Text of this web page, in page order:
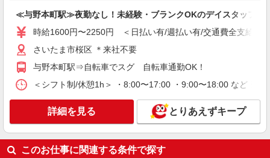
時給1,193円〜1,257円 ※経験・能力・資格等
による ※一律処遇改善加算含む 〇時間外勤務手当
〇土日祝勤務手当 〇夜勤手当 〇深夜勤務手当 〇
7:00〜8:00/夜間18:00〜20:00は時給25％UP
パナソニックエイジフリーケアセンター中浦和
埼玉県さいたま市桜区西堀1丁目11番地32号
キープ 詳細を見る
パート
パナソニックエイジフリーケアセンター中浦和
ショートステイ／介護職／早出のみ
時給1,193円〜1,257円 ※経験・能力・資格等
による ※一律処遇改善加算含む 〇時間外勤務手当
≪与野本町駅≫夜勤なし！未経験・ブランクOKのデイスタッフ
時給1600円〜2250円 ＜日払い有/週払い有/交通費全支給(ガ
さいたま市桜区 ＊来社不要
与野本町駅⇒自転車でスグ 自転車通勤OK！
＜シフト制/休憩1h＞ ・8:00〜17:00 ・9:00〜18:00 など ※
詳細を見る とりあえずキープ
このお仕事に関連する条件で探す